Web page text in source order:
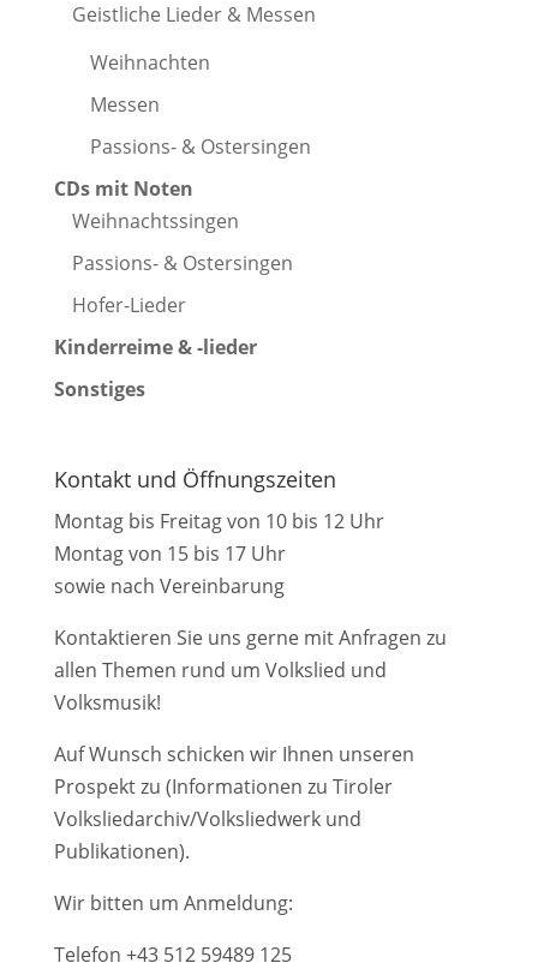
Geistliche Lieder & Messen
Weihnachten
Messen
Passions- & Ostersingen
CDs mit Noten
Weihnachtssingen
Passions- & Ostersingen
Hofer-Lieder
Kinderreime & -lieder
Sonstiges
Kontakt und Öffnungszeiten
Montag bis Freitag von 10 bis 12 Uhr
Montag von 15 bis 17 Uhr
sowie nach Vereinbarung
Kontaktieren Sie uns gerne mit Anfragen zu
allen Themen rund um Volkslied und
Volksmusik!
Auf Wunsch schicken wir Ihnen unseren
Prospekt zu (Informationen zu Tiroler
Volksliedarchiv/Volksliedwerk und
Publikationen).
Wir bitten um Anmeldung:
Telefon +43 512 59489 125